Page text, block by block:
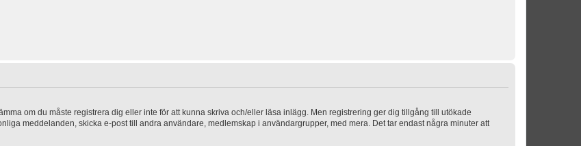
om du måste registrera dig eller inte för att kunna skriva och/eller läsa inlägg. Men registrering ger dig tillgång till utökade
meddelanden, skicka e-post till andra användare, medlemskap i användargrupper, med mera. Det tar endast några minuter att